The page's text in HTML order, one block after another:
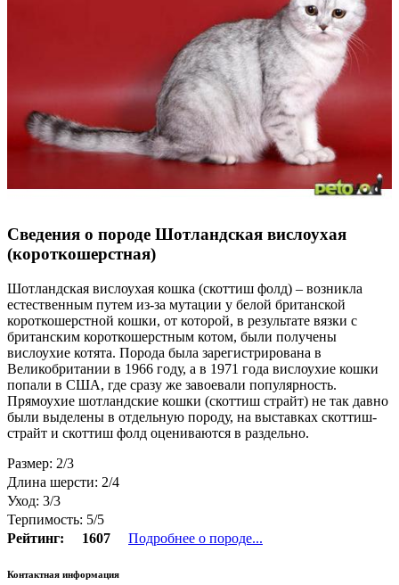
Сведения о породе Шотландская вислоухая
(короткошерстная)
Шотландская вислоухая кошка (скоттиш фолд) – возникла
естественным путем из-за мутации у белой британской
короткошерстной кошки, от которой, в результате вязки с
британским короткошерстным котом, были получены
вислоухие котята. Порода была зарегистрирована в
Великобритании в 1966 году, а в 1971 года вислоухие кошки
попали в США, где сразу же завоевали популярность.
Прямоухие шотландские кошки (скоттиш страйт) не так давно
были выделены в отдельную породу, на выставках скоттиш-
страйт и скоттиш фолд оцениваются в раздельно.
Размер: 2/3
Длина шерсти: 2/4
Уход: 3/3
Терпимость: 5/5
Рейтинг:
1607 Подробнее о породе...
Контактная информация